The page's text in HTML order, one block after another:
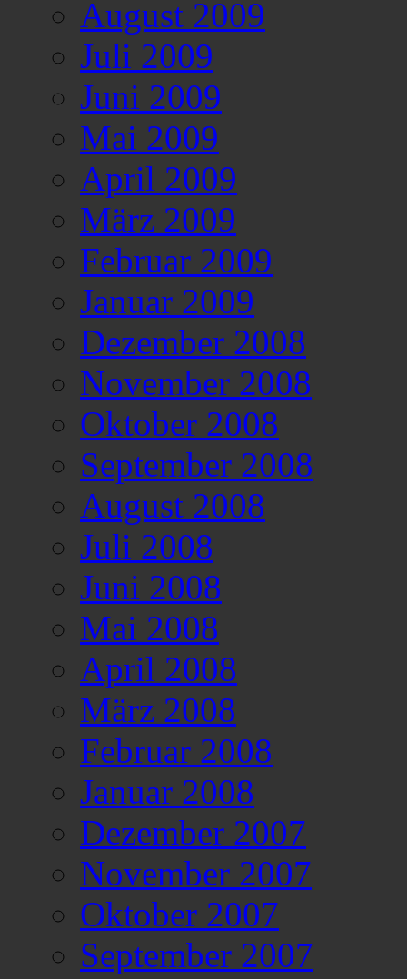
August 2009
Juli 2009
Juni 2009
Mai 2009
April 2009
März 2009
Februar 2009
Januar 2009
Dezember 2008
November 2008
Oktober 2008
September 2008
August 2008
Juli 2008
Juni 2008
Mai 2008
April 2008
März 2008
Februar 2008
Januar 2008
Dezember 2007
November 2007
Oktober 2007
September 2007